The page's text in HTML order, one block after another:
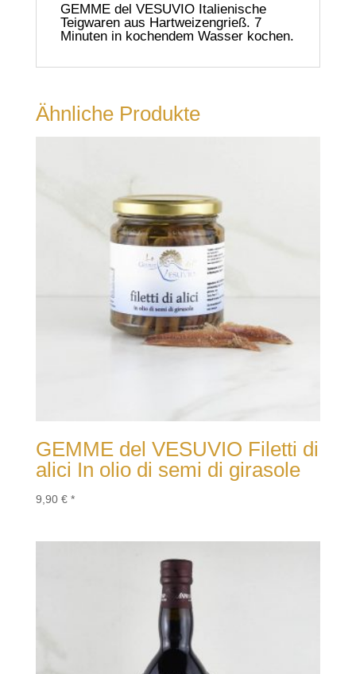
GEMME del VESUVIO Italienische
Teigwaren aus Hartweizengrieß. 7
Minuten in kochendem Wasser kochen.
Ähnliche Produkte
GEMME del VESUVIO Filetti di
alici In olio di semi di girasole
9,90 € *